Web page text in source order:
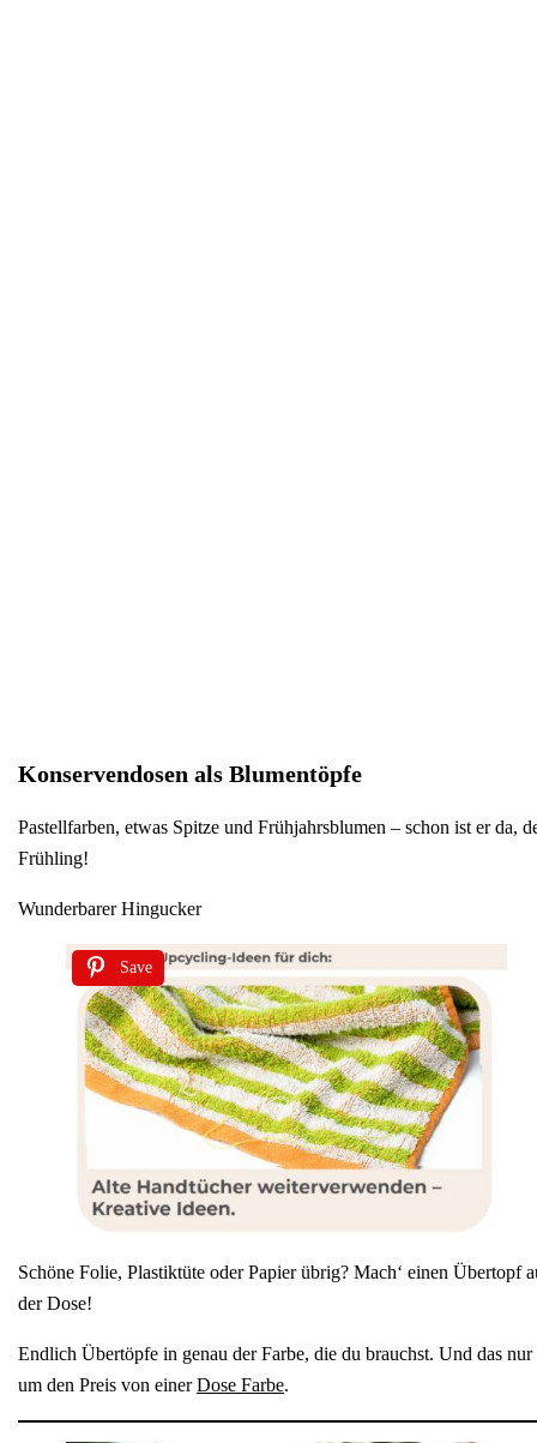
Konservendosen als Blumentöpfe
Pastellfarben, etwas Spitze und Frühjahrsblumen – schon ist er da,
Frühling!
Wunderbarer Hingucker
Save
Schöne Folie, Plastiktüte oder Papier übrig? Mach‘ einen Übertopf
der Dose!
Endlich Übertöpfe in genau der Farbe, die du brauchst. Und das nur
um den Preis von einerDose Farbe.